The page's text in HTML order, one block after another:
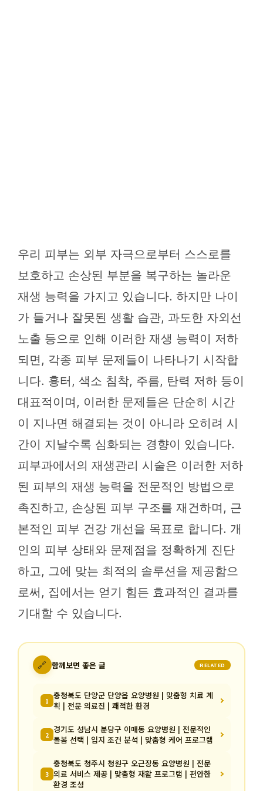
우리 피부는 외부 자극으로부터 스스로를
보호하고 손상된 부분을 복구하는 놀라운
재생 능력을 가지고 있습니다. 하지만 나이
가 들거나 잘못된 생활 습관, 과도한 자외선
노출 등으로 인해 이러한 재생 능력이 저하
되면, 각종 피부 문제들이 나타나기 시작합
니다. 흉터, 색소 침착, 주름, 탄력 저하 등이
대표적이며, 이러한 문제들은 단순히 시간
이 지나면 해결되는 것이 아니라 오히려 시
간이 지날수록 심화되는 경향이 있습니다.
피부과에서의 재생관리 시술은 이러한 저하
된 피부의 재생 능력을 전문적인 방법으로
촉진하고, 손상된 피부 구조를 재건하며, 근
본적인 피부 건강 개선을 목표로 합니다. 개
인의 피부 상태와 문제점을 정확하게 진단
하고, 그에 맞는 최적의 솔루션을 제공함으
로써, 집에서는 얻기 힘든 효과적인 결과를
기대할 수 있습니다.
🔗 함께보면 좋은 글 RELATED
1 충청북도 단양군 단양읍 요양병원 | 맞춤형 치료 계
획 | 전문 의료진 | 쾌적한 환경
2 경기도 성남시 분당구 이매동 요양병원 | 전문적인
돌봄 선택 | 입지 조건 분석 | 맞춤형 케어 프로그램
3
충청북도 청주시 청원구 오근장동 요양병원 | 전문
의료 서비스 제공 | 맞춤형 재활 프로그램 | 편안한
환경 조성